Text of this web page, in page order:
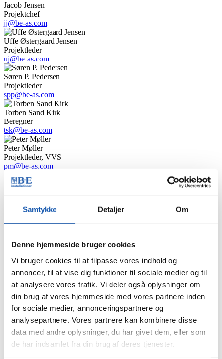
Samtykke Detaljer Om
Denne hjemmeside bruger cookies
Vi bruger cookies til at tilpasse vores indhold og
annoncer, til at vise dig funktioner til sociale medier og til
at analysere vores trafik. Vi deler også oplysninger om
din brug af vores hjemmeside med vores partnere inden
for sociale medier, annonceringspartnere og
analysepartnere. Vores partnere kan kombinere disse
data med andre oplysninger, du har givet dem, eller som
de har indsamlet fra din brug af deres tjenester.
Jacob Jensen
Projektchef
jj@be-as.com
Uffe Østergaard Jensen
Projektleder
uj@be-as.com
Søren P. Pedersen
Projektleder
spp@be-as.com
Torben Sand Kirk
Beregner
tsk@be-as.com
Peter Møller
Projektleder, VVS
pm@be-as.com
Service
Servicechef
nrh@be-as.com
Søren Bisgaard
Overmontør, EL & Køl
scb@be-as.com
Michael Poulsen
VVS-installatør
mp@be-as.com